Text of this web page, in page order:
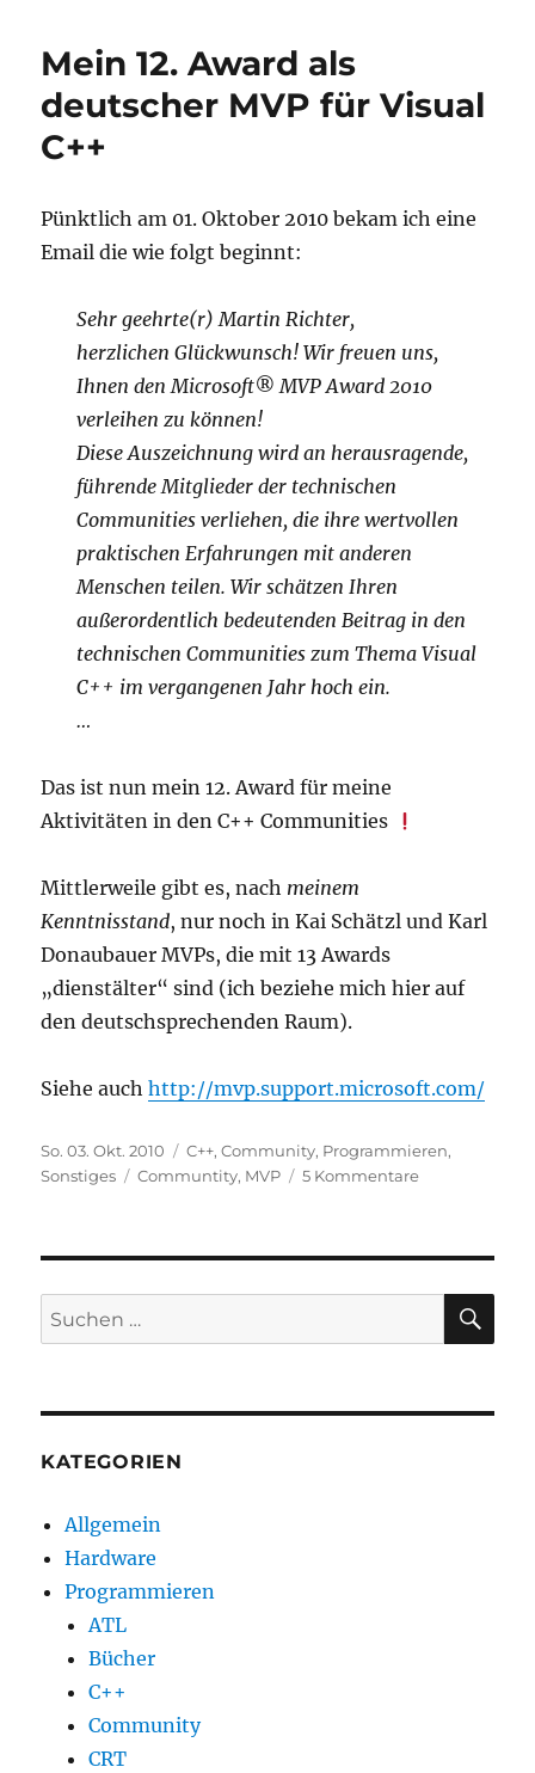
die
Versionsanzeige
Mein 12. Award als
deutscher MVP für Visual
C++
Pünktlich am 01. Oktober 2010 bekam ich eine
Email die wie folgt beginnt:
Sehr geehrte(r) Martin Richter,
herzlichen Glückwunsch! Wir freuen uns,
Ihnen den Microsoft® MVP Award 2010
verleihen zu können!
Diese Auszeichnung wird an herausragende,
führende Mitglieder der technischen
Communities verliehen, die ihre wertvollen
praktischen Erfahrungen mit anderen
Menschen teilen. Wir schätzen Ihren
außerordentlich bedeutenden Beitrag in den
technischen Communities zum Thema Visual
C++ im vergangenen Jahr hoch ein.
…
Das ist nun mein 12. Award für meine
Aktivitäten in den C++ Communities
Mittlerweile gibt es, nach meinem
Kenntnisstand, nur noch in Kai Schätzl und Karl
Donaubauer MVPs, die mit 13 Awards
„dienstälter“ sind (ich beziehe mich hier auf
den deutschsprechenden Raum).
Siehe auchhttp://mvp.support.microsoft.com/
Veröffentlicht
am
So. 03. Okt. 2010 Kategorien
C++,Community, Programmieren,
Sonstiges
Schlagwörter
Communtity, MVP 5 Kommentarezu
deutscher
für
Suchen
nach:
KATEGORIEN
Allgemein
Hardware
Programmieren
ATL
Bücher
C++
Community
CRT